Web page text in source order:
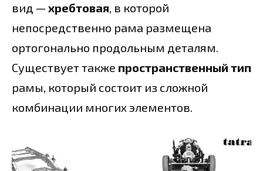
вид — хребтовая, в которой
непосредственно рама размещена
ортогонально продольным деталям.
Существует также пространственный тип
рамы, который состоит из сложной
комбинации многих элементов.